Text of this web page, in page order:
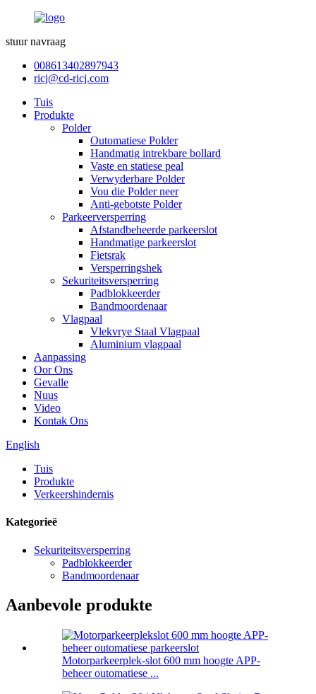
stuur navraag
008613402897943
ricj@cd-ricj.com
Tuis
Produkte
Polder
Outomatiese Polder
Handmatig intrekbare bollard
Vaste en statiese peal
Verwyderbare Polder
Vou die Polder neer
Anti-gebotste Polder
Parkeerversperring
Afstandbeheerde parkeerslot
Handmatige parkeerslot
Fietsrak
Versperringshek
Sekuriteitsversperring
Padblokkeerder
Bandmoordenaar
Vlagpaal
Vlekvrye Staal Vlagpaal
Aluminium vlagpaal
Aanpassing
Oor Ons
Gevalle
Nuus
Video
Kontak Ons
English
Tuis
Produkte
Verkeershindernis
Kategorieë
Sekuriteitsversperring
Padblokkeerder
Bandmoordenaar
Aanbevole produkte
Motorparkeerplek-slot 600 mm hoogte APP-
beheer outomatiese ...